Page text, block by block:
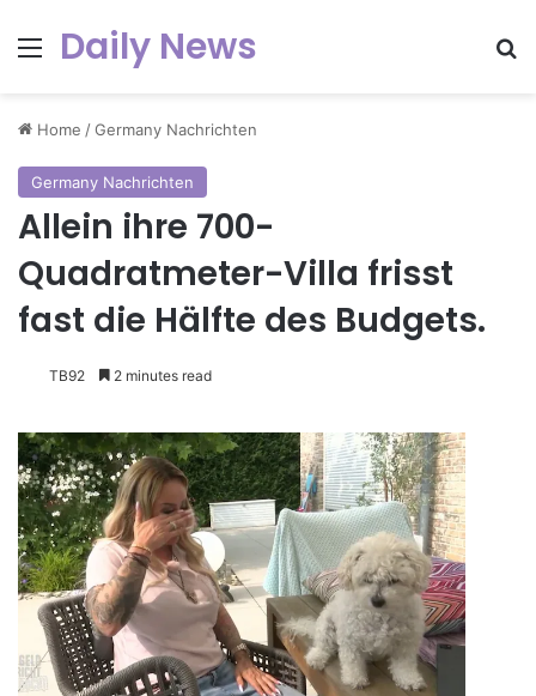
Menu
Daily News
Home /Germany Nachrichten
Germany Nachrichten
Allein ihre 700-
Quadratmeter-Villa frisst
fast die Hälfte des Budgets.
TB92 2 minutes read